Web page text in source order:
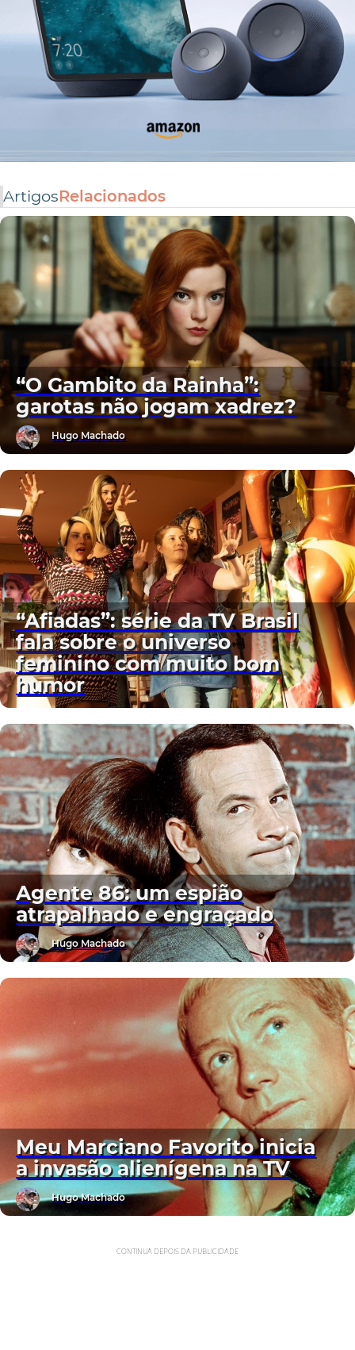
ArtigosRelacionados
“O Gambito da Rainha”:
garotas não jogam xadrez?
Hugo Machado
“Afiadas”: série da TV Brasil
fala sobre o universo
feminino com muito bom
humor
Agente 86: um espião
atrapalhado e engraçado
Hugo Machado
Meu Marciano Favorito inicia
a invasão alienígena na TV
Hugo Machado
CONTINUA DEPOIS DA PUBLICIDADE